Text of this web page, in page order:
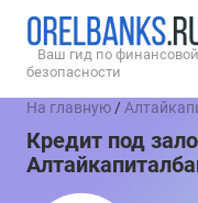
Ваш гид по финансовой
безопасности
На главную /
Кредит под